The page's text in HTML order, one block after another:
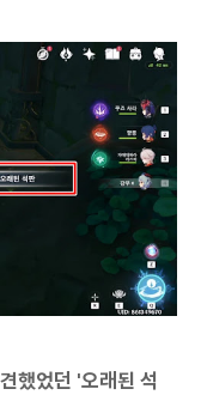
했었던 '오래된 석